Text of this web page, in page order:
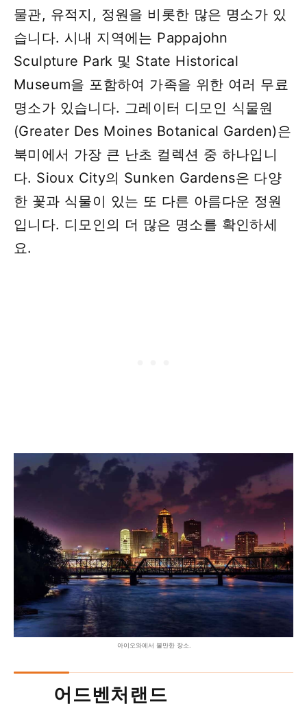
물관, 유적지, 정원을 비롯한 많은 명소가 있
습니다. 시내 지역에는 Pappajohn
Sculpture Park 및 State Historical
Museum을 포함하여 가족을 위한 여러 무료
명소가 있습니다. 그레이터 디모인 식물원
(Greater Des Moines Botanical Garden)은
북미에서 가장 큰 난초 컬렉션 중 하나입니
다. Sioux City의 Sunken Gardens은 다양
한 꽃과 식물이 있는 또 다른 아름다운 정원
입니다. 디모인의 더 많은 명소를 확인하세
요.
아이오와에서 볼만한 장소.
어드벤처랜드